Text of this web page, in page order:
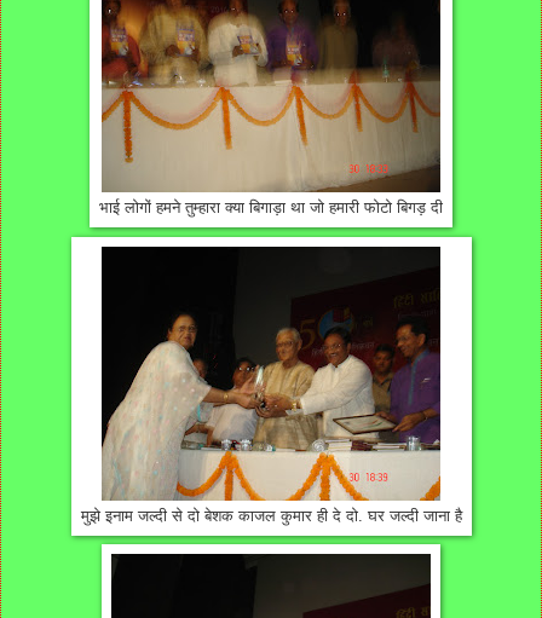
भाई लोगों हमने तुम्हारा क्या बिगाड़ा था जो हमारी फोटो बिगड़ दी
मुझे इनाम जल्दी से दो बेशक काजल कुमार ही दे दो. घर जल्दी जाना है